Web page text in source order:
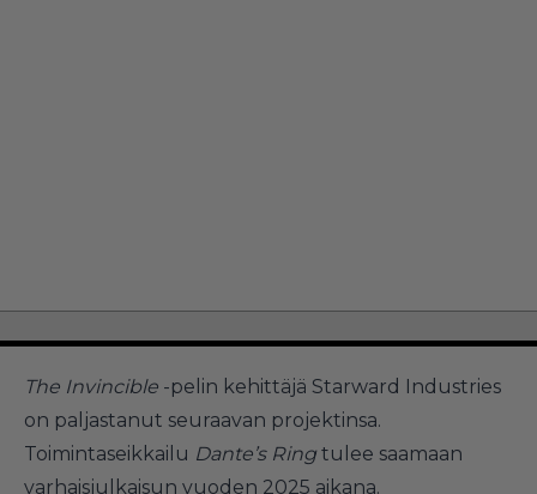
The Invincible -pelin kehittäjä Starward Industries
on paljastanut seuraavan projektinsa.
Toimintaseikkailu Dante’s Ring tulee saamaan
varhaisjulkaisun vuoden 2025 aikana.